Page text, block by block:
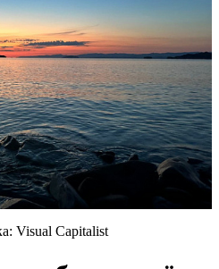
Visual Capitalist